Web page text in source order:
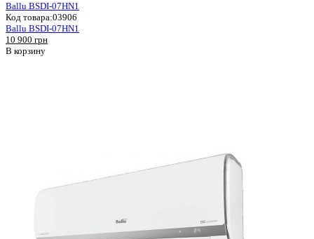
Ballu BSDI-07HN1
Код товара:03906
Ballu BSDI-07HN1
10 900 грн
В корзину